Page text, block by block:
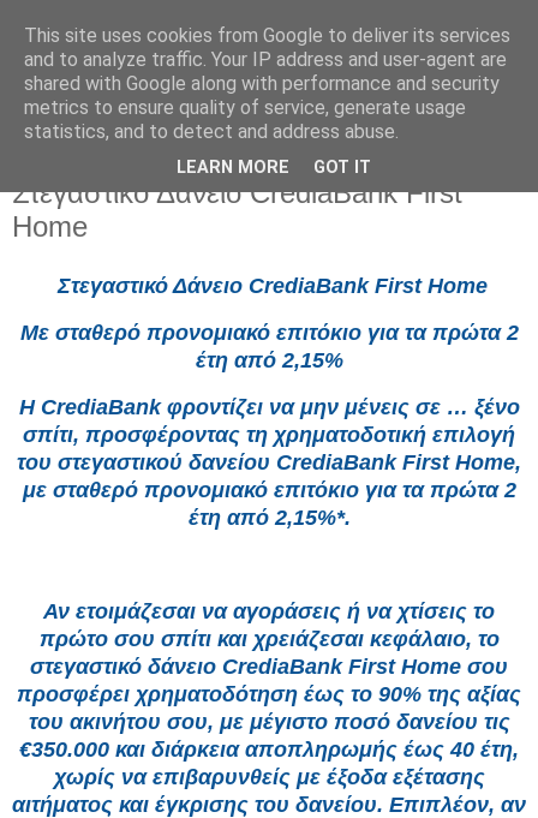
Παρασκευή 5 Ιουνίου 2026
Στεγαστικό Δάνειο CrediaBank First
Home
Στεγαστικό Δάνειο CrediaBank First Home
Με σταθερό προνομιακό επιτόκιο για τα πρώτα 2
έτη από 2,15%
Η CrediaBank φροντίζει να μην μένεις σε … ξένο
σπίτι, προσφέροντας τη χρηματοδοτική επιλογή
του στεγαστικού δανείου CrediaBank First Home,
με σταθερό προνομιακό επιτόκιο για τα πρώτα 2
έτη από 2,15%*.
Αν ετοιμάζεσαι να αγοράσεις ή να χτίσεις το
πρώτο σου σπίτι και χρειάζεσαι κεφάλαιο, το
στεγαστικό δάνειο CrediaBank First Home σου
προσφέρει χρηματοδότηση έως το 90% της αξίας
του ακινήτου σου, με μέγιστο ποσό δανείου τις
€350.000 και διάρκεια αποπληρωμής έως 40 έτη,
χωρίς να επιβαρυνθείς με έξοδα εξέτασης
αιτήματος και έγκρισης του δανείου. Επιπλέον, αν
This site uses cookies from Google to deliver its services
and to analyze traffic. Your IP address and user-agent are
shared with Google along with performance and security
metrics to ensure quality of service, generate usage
statistics, and to detect and address abuse.
LEARN MORE GOT IT